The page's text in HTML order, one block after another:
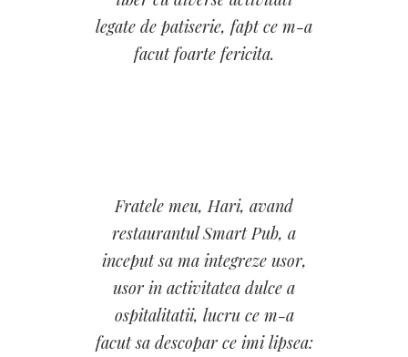
legate de patiserie, fapt ce m-a
facut foarte fericita.
Fratele meu, Hari, avand
restaurantul Smart Pub, a
inceput sa ma integreze usor,
usor in activitatea dulce a
ospitalitatii, lucru ce m-a
facut sa descopar ce imi lipsea: